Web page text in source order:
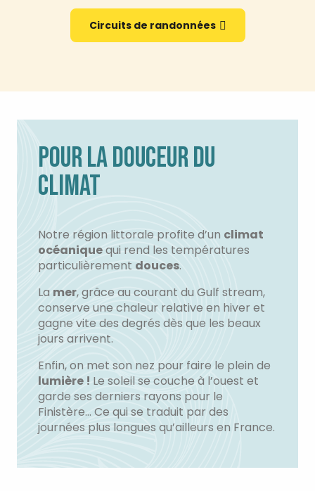
Circuits de randonnées
POUR LA DOUCEUR DU
CLIMAT
Notre région littorale profite d’un climat
océaniquequi rend les températures
particulièrement douces.
La mer, grâce au courant du Gulf stream,
conserve une chaleur relative en hiver et
gagne vite des degrés dès que les beaux
jours arrivent.
Enfin, on met son nez pour faire le plein de
lumière ! Le soleil se couche à l’ouest et
garde ses derniers rayons pour le
Finistère… Ce qui se traduit par des
journées plus longues qu’ailleurs en France.